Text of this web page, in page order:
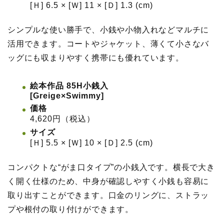
[Ｈ] 6.5 × [Ｗ] 11 × [Ｄ] 1.3 (cm)
シンプルな使い勝手で、小銭や小物入れなどマルチに
活用できます。コートやジャケット、薄くて小さなバ
ッグにも収まりやすく携帯にも優れています。
絵本作品 85H小銭入
[Greige×Swimmy]
価格
4,620円（税込）
サイズ
[Ｈ] 5.5 × [Ｗ] 10 × [Ｄ] 2.5 (cm)
コンパクトな“がま口タイプ”の小銭入です。横長で大き
く開く仕様のため、中身が確認しやすく小銭も容易に
取り出すことができます。口金のリングに、ストラッ
プや根付の取り付けができます。